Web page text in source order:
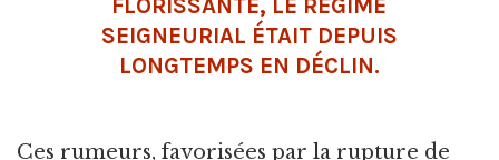
FLORISSANTE, LE RÉGIME
SEIGNEURIAL ÉTAIT DEPUIS
LONGTEMPS EN DÉCLIN.
Ces rumeurs, favorisées par la rupture de